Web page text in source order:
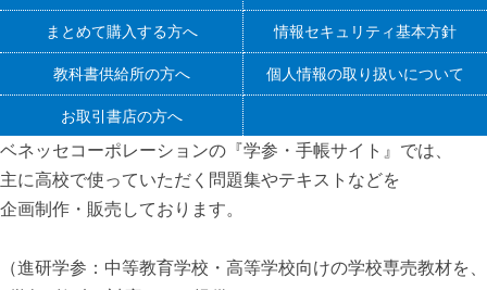
まとめて購入する方へ 情報セキュリティ基本方針
教科書供給所の方へ 個人情報の取り扱いについて
お取引書店の方へ
ベネッセコーポレーションの『学参・手帳サイト』 では、
主に高校で使っていただく問題集やテキストなどを
企画制作・販売しております。
（進研学参：中等教育学校・高等学校向けの学校専売教材を、